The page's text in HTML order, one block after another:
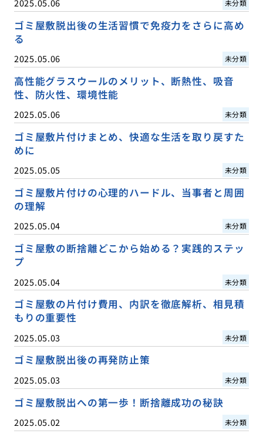
2025.05.06 未分類
ゴミ屋敷脱出後の生活習慣で免疫力をさらに高め
る
2025.05.06 未分類
高性能グラスウールのメリット、断熱性、吸音
性、防火性、環境性能
2025.05.06 未分類
ゴミ屋敷片付けまとめ、快適な生活を取り戻すた
めに
2025.05.05 未分類
ゴミ屋敷片付けの心理的ハードル、当事者と周囲
の理解
2025.05.04 未分類
ゴミ屋敷の断捨離どこから始める？実践的ステッ
プ
2025.05.04 未分類
ゴミ屋敷の片付け費用、内訳を徹底解析、相見積
もりの重要性
2025.05.03 未分類
ゴミ屋敷脱出後の再発防止策
2025.05.03 未分類
ゴミ屋敷脱出への第一歩！断捨離成功の秘訣
2025.05.02 未分類